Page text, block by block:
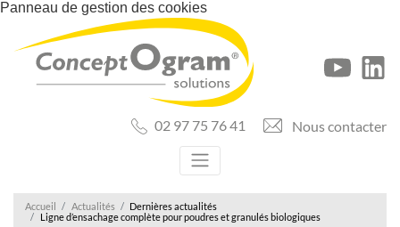
02 97 75 76 41 Nous contacter
Accueil Actualités
Dernières actualités
Ligne d’ensachage complète pour poudres et granulés biologiques
Panneau de gestion des cookies